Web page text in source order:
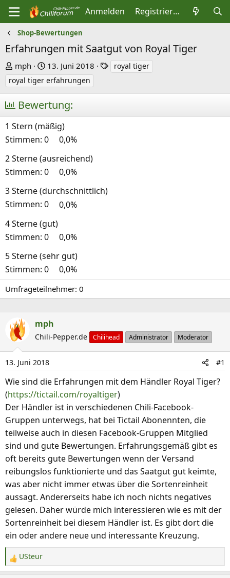
Anmelden Registrieren
Shop-Bewertungen
Erfahrungen mit Saatgut von Royal Tiger
E
r
s
e
l
l
r
mph
E
r
s
t
e
l
l
a
m
13. Juni 2018
a
royal tiger
royal tiger erfahrungen
Bewertung:
1 Stern (mäßig)
Stimmen: 0
0,0%
2 Sterne (ausreichend)
Stimmen: 0
0,0%
3 Sterne (durchschnittlich)
Stimmen: 0
0,0%
4 Sterne (gut)
Stimmen: 0
0,0%
5 Sterne (sehr gut)
Stimmen: 0 0,0%
Umfrageteilnehmer 0
mph
Chili-Pepper.de Chilihead Administrator Moderator
13. Juni 2018 #1
Wie sind die Erfahrungen mit dem Händler Royal Tiger?
(https://tictail.com/royaltiger)
Der Händler ist in verschiedenen Chili-Facebook-
Gruppen unterwegs, hat bei Tictail Abonennten, die
teilweise auch in diesen Facebook-Gruppen Mitglied
sind und gute Bewertungen. Erfahrungsgemäß gibt es
oft bereits gute Bewertungen wenn der Versand
reibungslos funktionierte und das Saatgut gut keimte,
was aber nicht immer etwas über die Sortenreinheit
aussagt. Andererseits habe ich noch nichts negatives
gelesen. Daher würde mich interessieren wie es mit der
Sortenreinheit bei diesem Händler ist. Es gibt dort die
ein oder andere neue und interessante Kreuzung.
R
e
USteur